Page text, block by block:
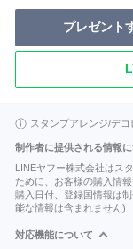
プレゼント
スタンプアレンジ/デ
制作者に提供される情報
LINEヤフー株式会社はス
ために、お客様の購入情報
購入日付、登録国情報は
能な情報は含まれません)
対応機能について